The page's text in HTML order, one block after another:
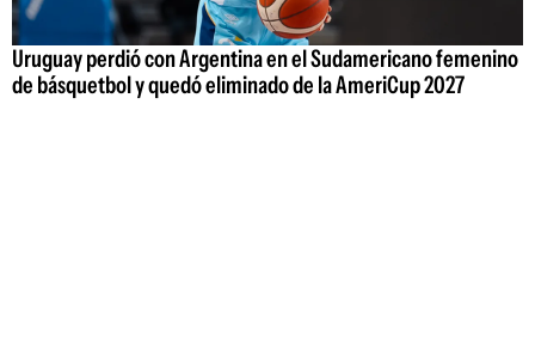
Uruguay perdió con Argentina en el Sudamericano femenino
de básquetbol y quedó eliminado de la AmeriCup 2027